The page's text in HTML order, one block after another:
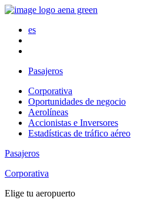
es
Pasajeros
Corporativa
Oportunidades de negocio
Aerolíneas
Accionistas e Inversores
Estadísticas de tráfico aéreo
Pasajeros
Corporativa
Elige tu aeropuerto